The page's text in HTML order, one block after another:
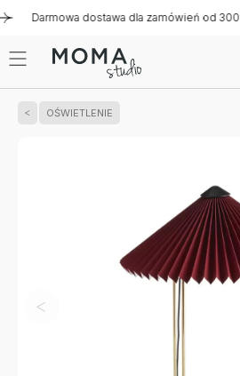
Darmowa dostawa dla zamówień od 300 zł
OŚWIETLENIE